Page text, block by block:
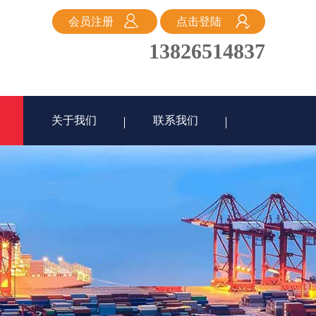
会员注册 点击登陆
13826514837
关于我们 联系我们